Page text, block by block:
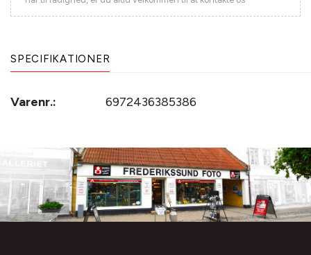
SPECIFIKATIONER
Varenr.: 6972436385386